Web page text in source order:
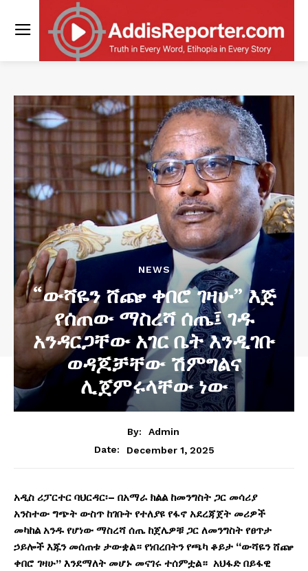
NEWS
“ውሻዬን ሸጬ ቀበሮ ገዛሁ” እጅ
የሰጠው ማስረሻ ሰጤ፤ ገዱ
አንዳርጋቸው አገር ቤት እንዲገቡ
ወዳጆቻቸው ሽምግልና
ሊጀምሩላቸው ነው
By:
Admin
Date:
December 1, 2025
አዲስ ሪፓርተር ባህርዳር፡– በአማራ ክልል ከመንግስት ጋር መሳሪያ
አንስተው ግጭት ውስጥ ከገቡት የተለያዩ የፋኖ አደረጃጀት መሪዎች
መካከል አንዱ የሆነው ማስረሻ ሰጤ ከጀሌዎቹ ጋር ለመንግስት የፀጥታ
ኃይሎች እጁን መሰጠቱ ታውቋል። የነበረበትን የጫካ ቆይታ “ውሻዬን ሸጬ
ቀበሮ ገዛሁ” እንደማለት መሆኑ መናገሩ ተሰምቷል። አህፋድ በይፋዊ